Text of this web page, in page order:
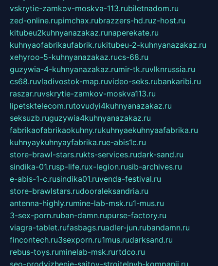
vskrytie-zamkov-moskva-113.rubiletnadom.ru
zed-online.rupimchax.rubrazzers-hd.ruz-host.ru
kitubeu2kuhnyanazakaz.runaperekate.ru
kuhnyaofabrikaufabrik.rukitubeu-2-kuhnyanazakaz.ru
xehyroo-5-kuhnyanazakaz.rucs-68.ru
guzywia-4-kuhnyanazakaz.rumir-tk.ruvlknrussia.ru
cs68.ruvladivostok-map.ruvideo-seks.rubankaribi.ru
raszar.ruvskrytie-zamkov-moskva113.ru
lipetsktelecom.rutovudyi4kuhnyanazakaz.ru
seksuzb.ruguzywia4kuhnyanazakaz.ru
fabrikaofabrikaokuhny.rukuhnyaekuhnyaafabrika.ru
kuhnyaykuhnyayfabrika.rue-abis1c.ru
store-brawl-stars.rukts-services.rudark-sand.ru
sindika-01.rusp-life.rux-legion.rusib-archives.ru
e-abis-1-c.rusindika01.ruvenda-festival.ru
store-brawlstars.rudooraleksandria.ru
antenna-highly.rumine-lab-msk.ru1-mus.ru
3-sex-porn.ruban-damn.rupurse-factory.ru
viagra-tablet.rufasbags.ruadler-jun.rubandamn.ru
fincontech.ru3sexporn.ru1mus.rudarksand.ru
rebus-toys.ruminelab-msk.rurtdco.ru
seo-prodvizhenie-sajtov-stroitelnyh-kompanij.ru